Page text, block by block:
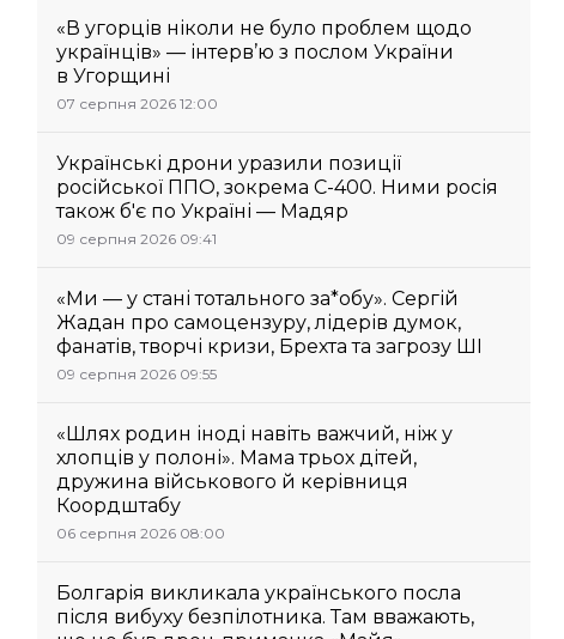
«В угорців ніколи не було проблем щодо
українців» — інтерв’ю з послом України
в Угорщині
07 серпня 2026 12:00
Українські дрони уразили позиції
російської ППО, зокрема С-400. Ними росія
також б'є по Україні — Мадяр
09 серпня 2026 09:41
«Ми — у стані тотального за*обу». Сергій
Жадан про самоцензуру, лідерів думок,
фанатів, творчі кризи, Брехта та загрозу ШІ
09 серпня 2026 09:55
«Шлях родин іноді навіть важчий, ніж у
хлопців у полоні». Мама трьох дітей,
дружина військового й керівниця
Коордштабу
06 серпня 2026 08:00
Болгарія викликала українського посла
після вибуху безпілотника. Там вважають,